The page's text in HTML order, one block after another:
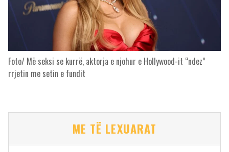
Foto/ Më seksi se kurrë, aktorja e njohur e Hollywood-it “ndez”
rrjetin me setin e fundit
ME TË LEXUARAT